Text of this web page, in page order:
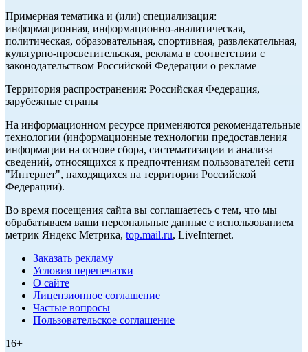
Примерная тематика и (или) специализация:
информационная, информационно-аналитическая,
политическая, образовательная, спортивная, развлекательная,
культурно-просветительская, реклама в соответствии с
законодательством Российской Федерации о рекламе
Территория распространения: Российская Федерация,
зарубежные страны
На информационном ресурсе применяются рекомендательные
технологии (информационные технологии предоставления
информации на основе сбора, систематизации и анализа
сведений, относящихся к предпочтениям пользователей сети
"Интернет", находящихся на территории Российской
Федерации).
Во время посещения сайта вы соглашаетесь с тем, что мы
обрабатываем ваши персональные данные с использованием
метрик Яндекс Метрика, top.mail.ru, LiveInternet.
Заказать рекламу
Условия перепечатки
О сайте
Лицензионное соглашение
Частые вопросы
Пользовательское соглашение
16+